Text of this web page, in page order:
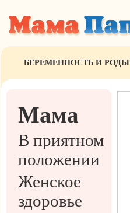
БЕРЕМЕННОСТЬ И РОДЫ
Мама
В приятном
положении
Женское
здоровье